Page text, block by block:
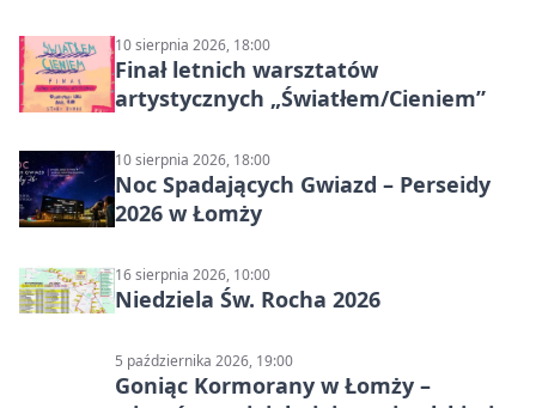
10 sierpnia 2026, 18:00
Finał letnich warsztatów
artystycznych „Światłem/Cieniem”
10 sierpnia 2026, 18:00
Noc Spadających Gwiazd – Perseidy
2026 w Łomży
16 sierpnia 2026, 10:00
Niedziela Św. Rocha 2026
5 października 2026, 19:00
Goniąc Kormorany w Łomży –